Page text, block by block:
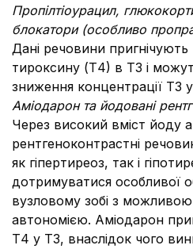
Пропілтіоурацил,
блокатори (особливо
Дані речовини
тироксину (Т4) в Т3 і
зниження концентрації Т3 у
Аміодарон та йодовані
Через високий вміст йоду
рентгеноконтрастні
як гіпертиреоз, так і
дотримуватися особливої
вузловому зобі з
автономією. Аміодарон
Т4 у Т3, внаслідок чого